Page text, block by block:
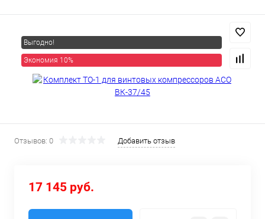
Выгодно!
Экономия 10%
Отзывов: 0 Добавить отзыв
17 145 руб.